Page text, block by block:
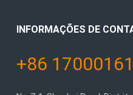
INFORMAÇÕES DE
+86